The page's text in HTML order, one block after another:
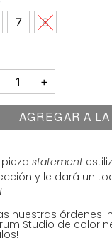
7 8
+
AGREGAR A
statement
y le dará un
.
nuestras órdenes
Studio de color